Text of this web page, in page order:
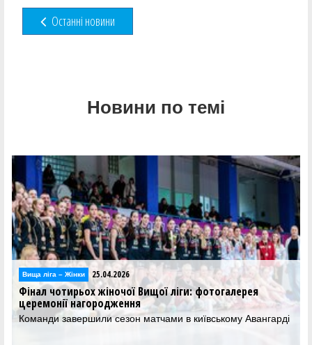
Останні новини
Новини по темі
Вища лiга – Жiнки 25.04.2026
Франківськ-КНУВС переміг Рівне у фіналі, Мобі-
СДЮСШОР завоював бронзу жіночої Вищої ліги:
результати та фотогалерея